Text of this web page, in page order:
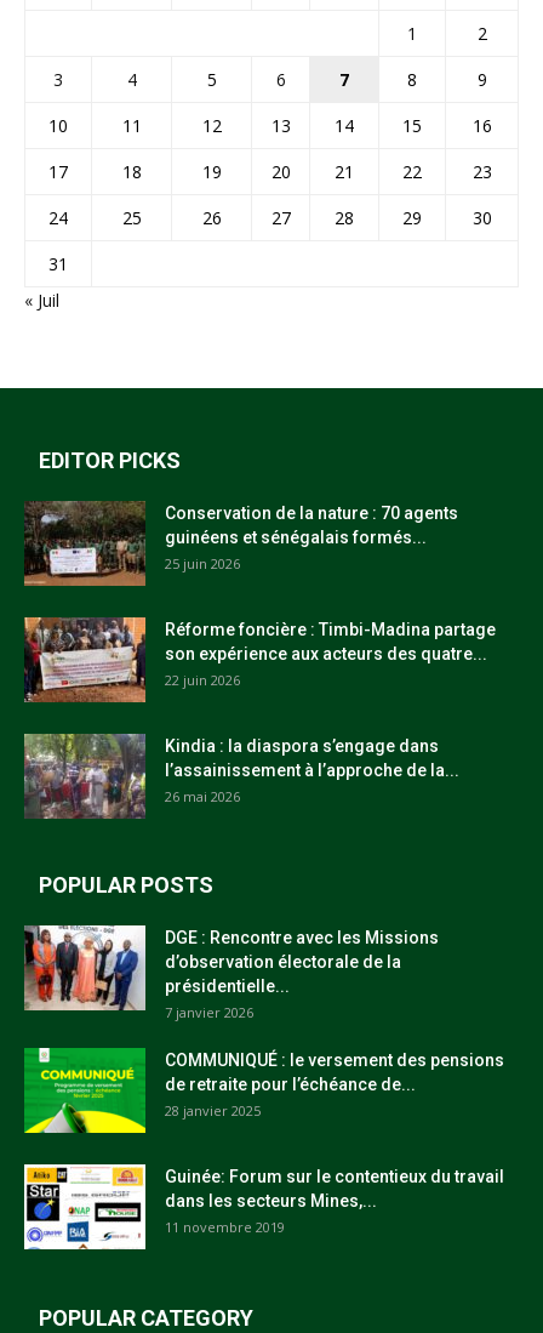
1
2
3
4 5 6 7 8
9
10
11 12 13 14 15
16
17
18 19 20 21 22
23
24
25 26 27 28 29
30
31
« Juil
EDITOR PICKS
Conservation de la nature : 70 agents
guinéens et sénégalais formés...
25 juin 2026
Réforme foncière : Timbi-Madina partage
son expérience aux acteurs des quatre...
22 juin 2026
Kindia : la diaspora s’engage dans
l’assainissement à l’approche de la...
26 mai 2026
POPULAR POSTS
DGE : Rencontre avec les Missions
d’observation électorale de la
présidentielle...
7 janvier 2026
COMMUNIQUÉ : le versement des pensions
de retraite pour l’échéance de...
28 janvier 2025
Guinée: Forum sur le contentieux du travail
dans les secteurs Mines,...
11 novembre 2019
POPULAR CATEGORY